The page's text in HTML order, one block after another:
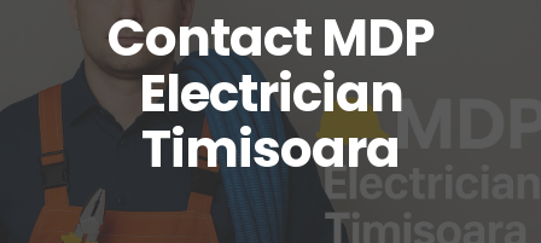
Contact MDP
Electrician
Timisoara